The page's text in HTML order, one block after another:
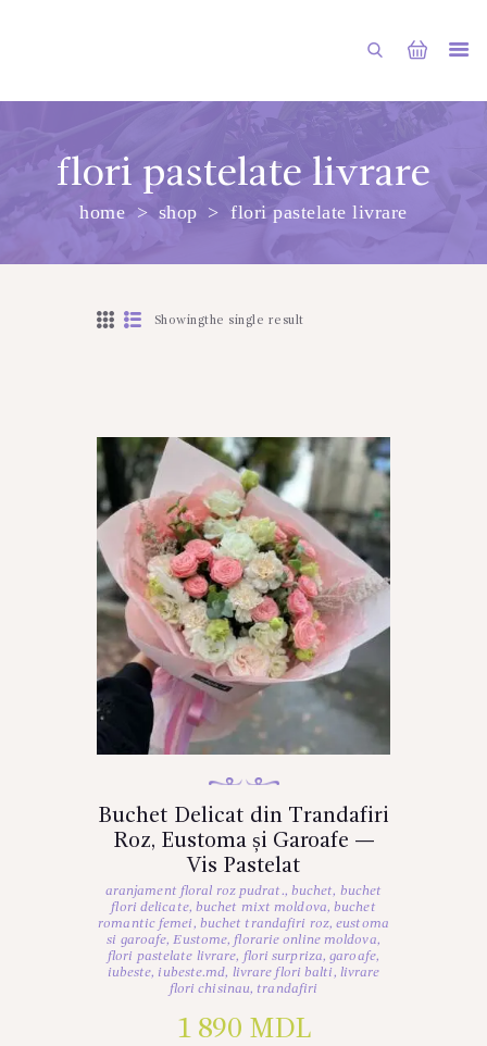
flori pastelate livrare
home shop flori pastelate livrare
PRINCIPALA
DESPRE NOI
Showingthe single result
Buchet Delicat din Trandafiri
Roz, Eustoma și Garoafe —
Vis Pastelat
aranjament floral roz pudrat., buchet, buchet
flori delicate, buchet mixt moldova,buchet
romantic femei, buchet trandafiri roz,eustoma
si garoafe,Eustome, florarie online moldova,
flori pastelate livrare, flori surpriza,garoafe,
iubeste, iubeste.md, livrare flori balti, livrare
flori chisinau, trandafiri
1 890 MDL